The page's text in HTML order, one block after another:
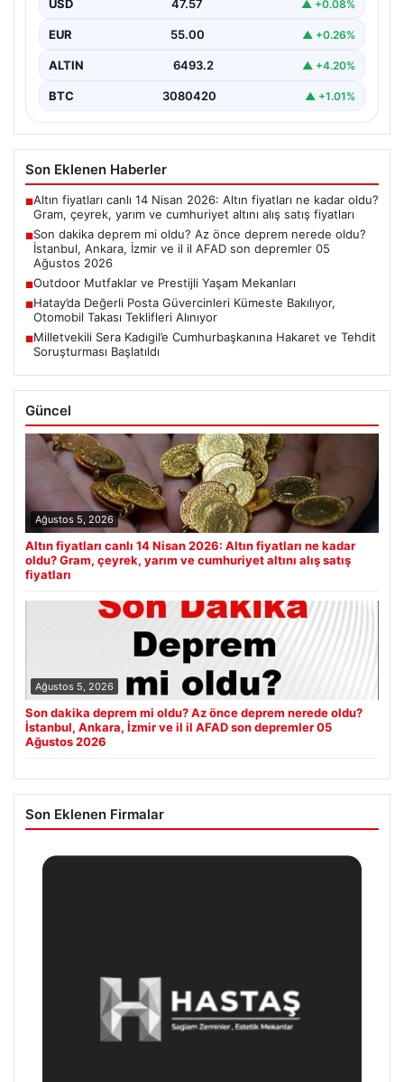
Ağustos 2026
{ "title": "05 Ağustos 2026 Güncel Deprem Durumu ve
Son Değerlendirmeler", "content": "Bugün ülkemizde…
USD 47.57 ▲ +0.08%
EUR 55.00 ▲ +0.26%
ALTIN 6493.2 ▲ +4.20%
BTC 3080420 ▲ +1.01%
Son Eklenen Haberler
■Altın fiyatları canlı 14 Nisan 2026: Altın fiyatları ne kadar oldu?
Gram, çeyrek, yarım ve cumhuriyet altını alış satış fiyatları
■Son dakika deprem mi oldu? Az önce deprem nerede oldu?
İstanbul, Ankara, İzmir ve il il AFAD son depremler 05
Ağustos 2026
■Outdoor Mutfaklar ve Prestijli Yaşam Mekanları
■Hatay’da Değerli Posta Güvercinleri Kümeste Bakılıyor,
Otomobil Takası Teklifleri Alınıyor
■Milletvekili Sera Kadıgil’e Cumhurbaşkanına Hakaret ve Tehdit
Soruşturması Başlatıldı
Güncel
Ağustos 5, 2026
Altın fiyatları canlı 14 Nisan 2026: Altın fiyatları ne kadar
oldu? Gram, çeyrek, yarım ve cumhuriyet altını alış satış
fiyatları
Ağustos 5, 2026
Son dakika deprem mi oldu? Az önce deprem nerede oldu?
İstanbul, Ankara, İzmir ve il il AFAD son depremler 05
Ağustos 2026
Son Eklenen Firmalar